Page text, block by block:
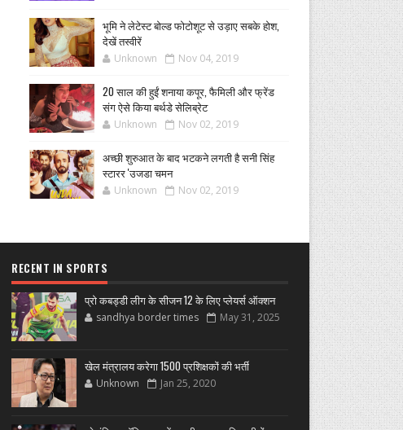
भूमि ने लेटेस्ट बोल्ड फोटोशूट से उड़ाए सबके होश,
देखें तस्वीरें
Unknown Nov 04, 2019
20 साल की हुईं शनाया कपूर, फैमिली और फ्रेंड
संग ऐसे किया बर्थडे सेलिब्रेट
Unknown Nov 02, 2019
अच्छी शुरुआत के बाद भटकने लगती है सनी सिंह
स्टारर 'उजडा चमन
Unknown Nov 02, 2019
RECENT IN SPORTS
प्रो कबड्डी लीग के सीजन 12 के लिए प्लेयर्स ऑक्शन
sandhya border times May 31, 2025
खेल मंत्रालय करेगा 1500 प्रशिक्षकों की भर्ती
Unknown Jan 25, 2020